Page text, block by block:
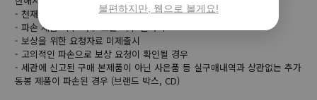
- 천재지변 또는 화재등의 불가항력에 의한 분실, 훼손, 도난의 경우
- 파손 제품 회수 거부 또는 회수 불가시
- 보상을 위한 요청자료 미제출시
- 고의적인 파손으로 보상 요청이 확인될 경우
- 세관에 신고된 구매 본제품이 아닌 사은품 등 실구매내역과 상관없는 추가
동봉 제품이 파손된 경우 (브랜드 박스, CD)
불편하지만, 웹으로 볼게요!